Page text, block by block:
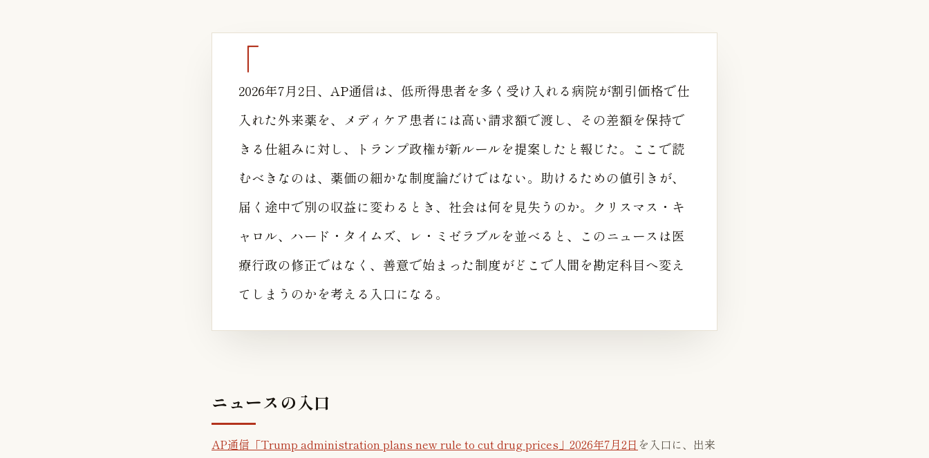
2026年7月2日、AP通信は、低所得患者を多く受け入れる病院が割引価格で仕
入れた外来薬を、メディケア患者には高い請求額で渡し、その差額を保持で
きる仕組みに対し、トランプ政権が新ルールを提案したと報じた。ここで読
むべきなのは、薬価の細かな制度論だけではない。助けるための値引きが、
届く途中で別の収益に変わるとき、社会は何を見失うのか。クリスマス・キ
ャロル、ハード・タイムズ、レ・ミゼラブルを並べると、このニュースは医
療行政の修正ではなく、善意で始まった制度がどこで人間を勘定科目へ変え
てしまうのかを考える入口になる。
ニュースの入口
AP通信「Trump administration plans new rule to cut drug prices」2026年7月2日 を入口に、出来